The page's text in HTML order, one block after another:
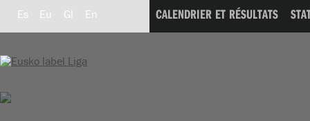
Es Eu Gl En CALENDRIER ET RÉSULTATS